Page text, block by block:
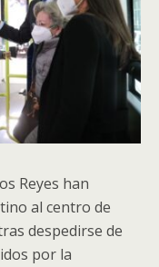
Reyes han
al centro de
despedirse de
por la